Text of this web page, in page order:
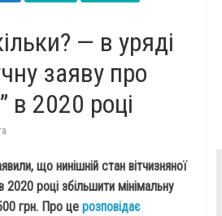
— в уряді
заяву про
в 2020 році
що нинішній стан вітчизняної
році збільшити мінімальну
грн. Про це розповідає